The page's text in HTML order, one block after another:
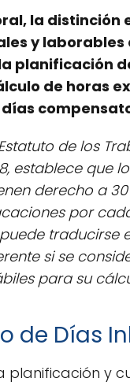
la distinción
y laborables
planificación
de horas
de los
establece que
derecho a
por
traducirse
si se
para su
de Días
planificación y